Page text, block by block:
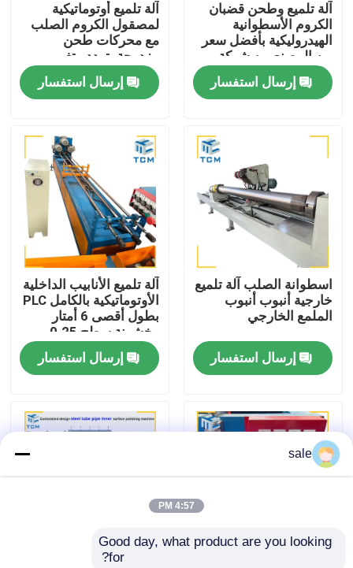
حولنا
جولة في المصنع
مراقبة الجودة
اتصل بنا
أخبار
القضايا
آلة تلميع وطحن قضبان
الكروم الأسطوانية
الهيدروليكية بأفضل سعر
من المصنع من شركة
ترانكار للصناعات
إرسال استفسار
آلة تلميع أوتوماتيكية
لمصقول الكروم الصلب
مع محركات طحن
مزدوجة بتردد متغير
وخشونة سطح <=0.25
ميكرومترإرسال استفسار
اسطوانة الصلب آلة تلميع
خارجية أنبوب أنبوب
الملمع الخارجي
إرسال استفسار
آلة تلميع الأنابيب الداخلية
الأوتوماتيكية بالكامل PLC
بطول أقصى 6 أمتار
وخشونة سطح 0.25
ميكرومتر
إرسال استفسار
آلة تلميع الأنابيب الصلب
sale
4:57 PM
Good day, what product are you looking
for?